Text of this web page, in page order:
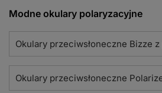
Modne okulary polaryzacyjne
Okulary przeciwsłoneczne Bizze
Okulary przeciwsłoneczne